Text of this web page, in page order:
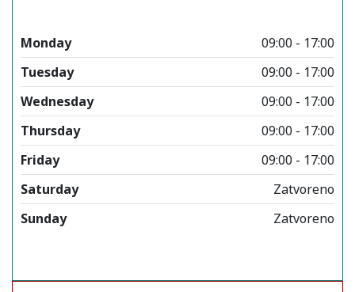
Monday
09:00 - 17:00
Tuesday
09:00 - 17:00
Wednesday
09:00 - 17:00
Thursday
09:00 - 17:00
Friday
09:00 - 17:00
Saturday
Zatvoreno
Sunday
Zatvoreno